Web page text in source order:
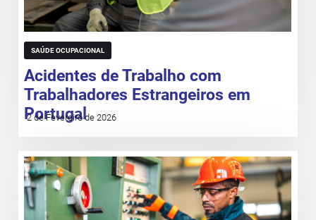
SAÚDE OCUPACIONAL
Acidentes de Trabalho com
Trabalhadores Estrangeiros em
Portugal
2 de Fevereiro de 2026